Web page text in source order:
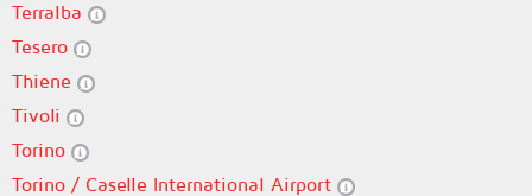
Terralba
Tesero
Thiene
Tivoli
Torino
Torino / Caselle International Airport